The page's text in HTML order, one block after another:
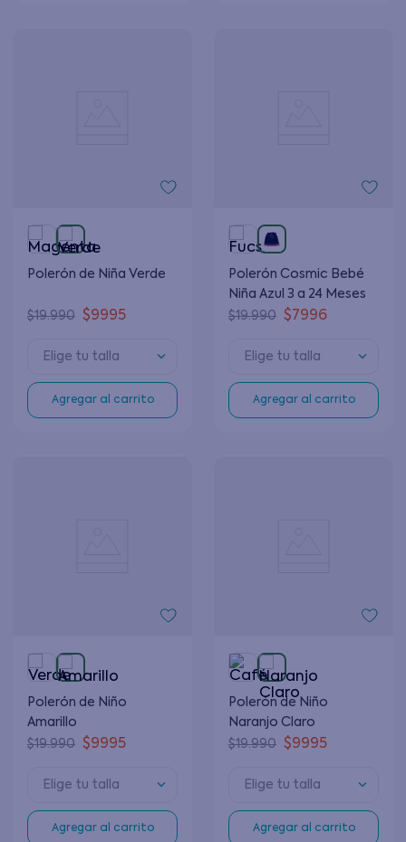
Polerón de Niña Verde
$19.990 $9995
Elige tu talla
Agregar al carrito
Polerón Cosmic Bebé
Niña Azul 3 a 24 Meses
$19.990 $7996
Elige tu talla
Agregar al carrito
Polerón de Niño
Amarillo
$19.990 $9995
Elige tu talla
Agregar al carrito
Polerón de Niño
Naranjo Claro
$19.990 $9995
Elige tu talla
Agregar al carrito